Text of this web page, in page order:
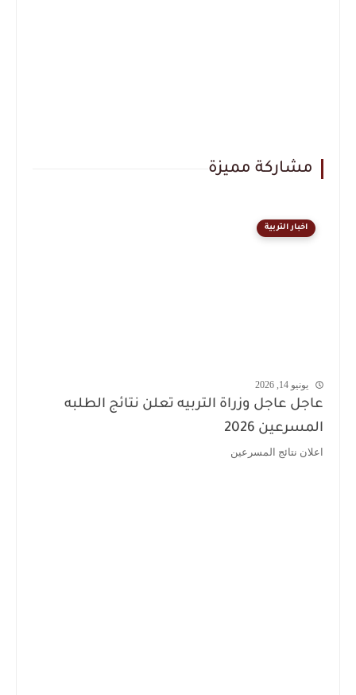
مشاركة مميزة
اخبار التربية
يونيو 14, 2026
عاجل عاجل وزراة التربيه تعلن نتائج الطلبه
المسرعين 2026
اعلان نتائج المسرعين